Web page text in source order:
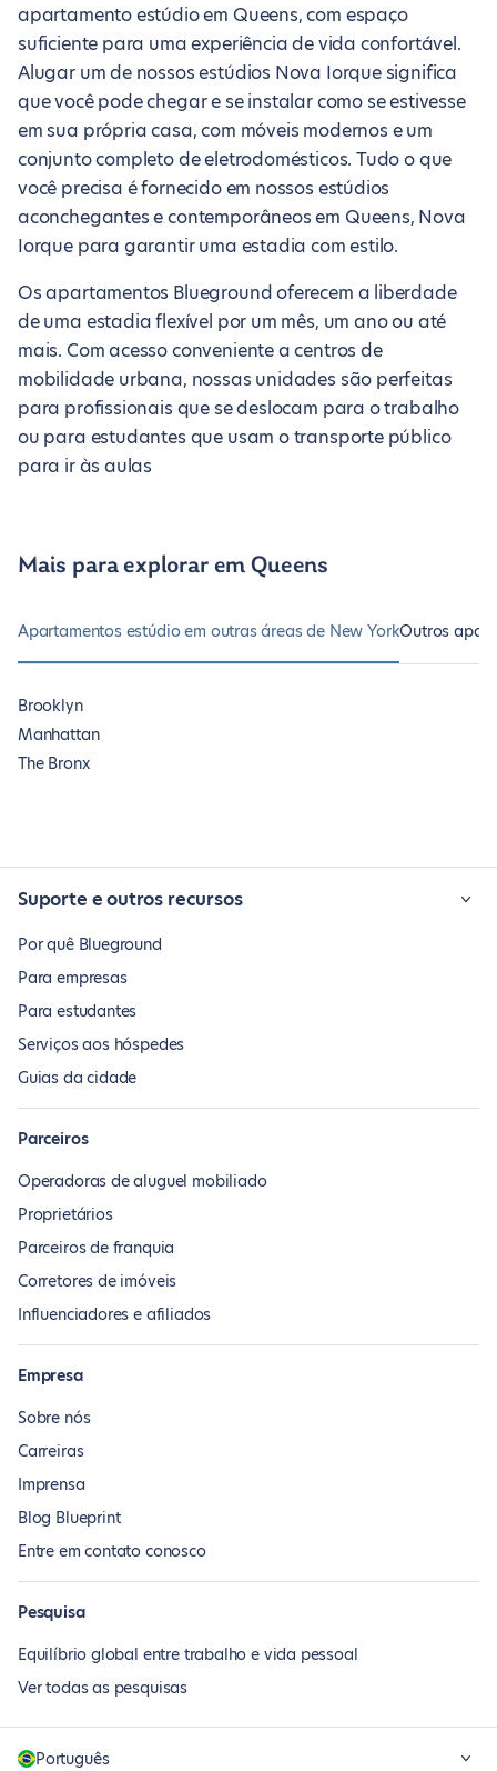
apartamento estúdio em Queens, com espaço
suficiente para uma experiência de vida confortável.
Alugar um de nossos estúdios Nova Iorque significa
que você pode chegar e se instalar como se estivesse
em sua própria casa, com móveis modernos e um
conjunto completo de eletrodomésticos. Tudo o que
você precisa é fornecido em nossos estúdios
aconchegantes e contemporâneos em Queens, Nova
Iorque para garantir uma estadia com estilo.
Os apartamentos Blueground oferecem a liberdade
de uma estadia flexível por um mês, um ano ou até
mais. Com acesso conveniente a centros de
mobilidade urbana, nossas unidades são perfeitas
para profissionais que se deslocam para o trabalho
ou para estudantes que usam o transporte público
para ir às aulas
Mais para explorar em Queens
Apartamentos estúdio em outras áreas de New YorkOutros
Brooklyn
Manhattan
The Bronx
Suporte e outros recursos
Por quê Blueground
Para empresas
Para estudantes
Serviços aos hóspedes
Guias da cidade
Parceiros
Operadoras de aluguel mobiliado
Proprietários
Parceiros de franquia
Corretores de imóveis
Influenciadores e afiliados
Empresa
Sobre nós
Carreiras
Imprensa
Blog Blueprint
Entre em contato conosco
Pesquisa
Equilíbrio global entre trabalho e vida pessoal
Ver todas as pesquisas
Português